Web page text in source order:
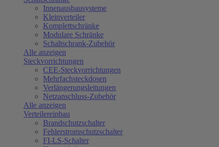
Innenausbausysteme
Kleinverteiler
Komplettschränke
Modulare Schränke
Schaltschrank-Zubehör
Alle anzeigen
Steckvorrichtungen
CEE-Steckvorrichtungen
Mehrfachsteckdosen
Verlängerungsleitungen
Netzanschluss-Zubehör
Alle anzeigen
Verteilereinbau
Brandschutzschalter
Fehlerstromschutzschalter
FI-LS-Schalter